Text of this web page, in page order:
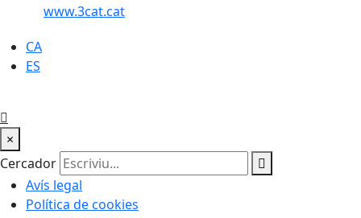
www.3cat.cat
CA
ES
×
Cercador
Avís legal
Política de cookies